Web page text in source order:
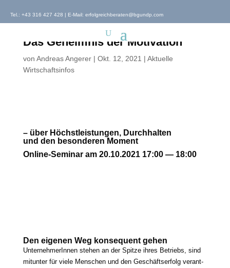
Tel.: +43 316 427 428 | E-Mail: erfolgreichberaten@bgundp.com
Online-Seminar “B2B” – BEST
Das Geheimnis der Motivation
von Andreas Angerer| Okt. 12, 2021 | Aktuelle
Wirtschaftsinfos
– über Höchstleistungen, Durchhalten
und den beson­de­ren Moment
Online-Seminar am 20.10.2021 17:00 — 18:00
Den eige­nen Weg kon­se­quent gehen
UnternehmerInnen ste­hen an der Spitze ihres Betriebs, sind
mit­un­ter für vie­le Menschen und den Geschäftserfolg ver­ant­